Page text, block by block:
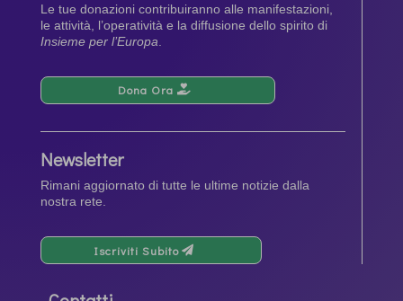
Le tue donazioni contribuiranno alle manifestazioni,
le attività, l’operatività e la diffusione dello spirito di
Insieme per l’Europa
Dona Ora
Newsletter
Rimani aggiornato di tutte le ultime notizie dalla
nostra rete.
Iscriviti Subito